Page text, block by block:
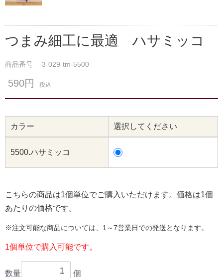
つまみ細工に最適 ハサミッコ
商品番号 3-029-tm-5500
590円 税込
カラー 選択してください
5500.ハサミッコ
こちらの商品は1個単位でご購入いただけます。価格は1個
あたりの価格です。
※注文可能な商品については、1～7営業日での発送となります。
1個単位で購入可能です。
数量 個